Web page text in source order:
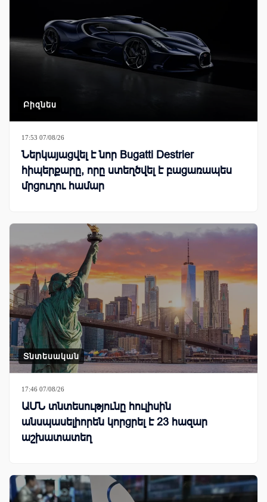
Բիզնես
17:53 07/08/26
Ներկայացվել է նոր Bugatti Destrier
հիպերքարը, որը ստեղծվել է բացառապես
մրցուղու համար
Տնտեսական
17:46 07/08/26
ԱՄՆ տնտեսությունը հուլիսին
անսպասելիորեն կորցրել է 23 հազար
աշխատատեղ